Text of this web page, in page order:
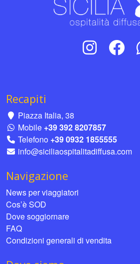
Recapiti
Piazza Italia, 38
Mobile +39 392 8207857
Telefono +39 0932 1855555
info@siciliaospitalitadiffusa.com
Navigazione
News per viaggiatori
Cos’è SOD
Dove soggiornare
FAQ
Condizioni generali di vendita